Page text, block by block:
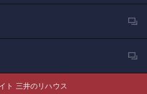
ト 三井のリハウス